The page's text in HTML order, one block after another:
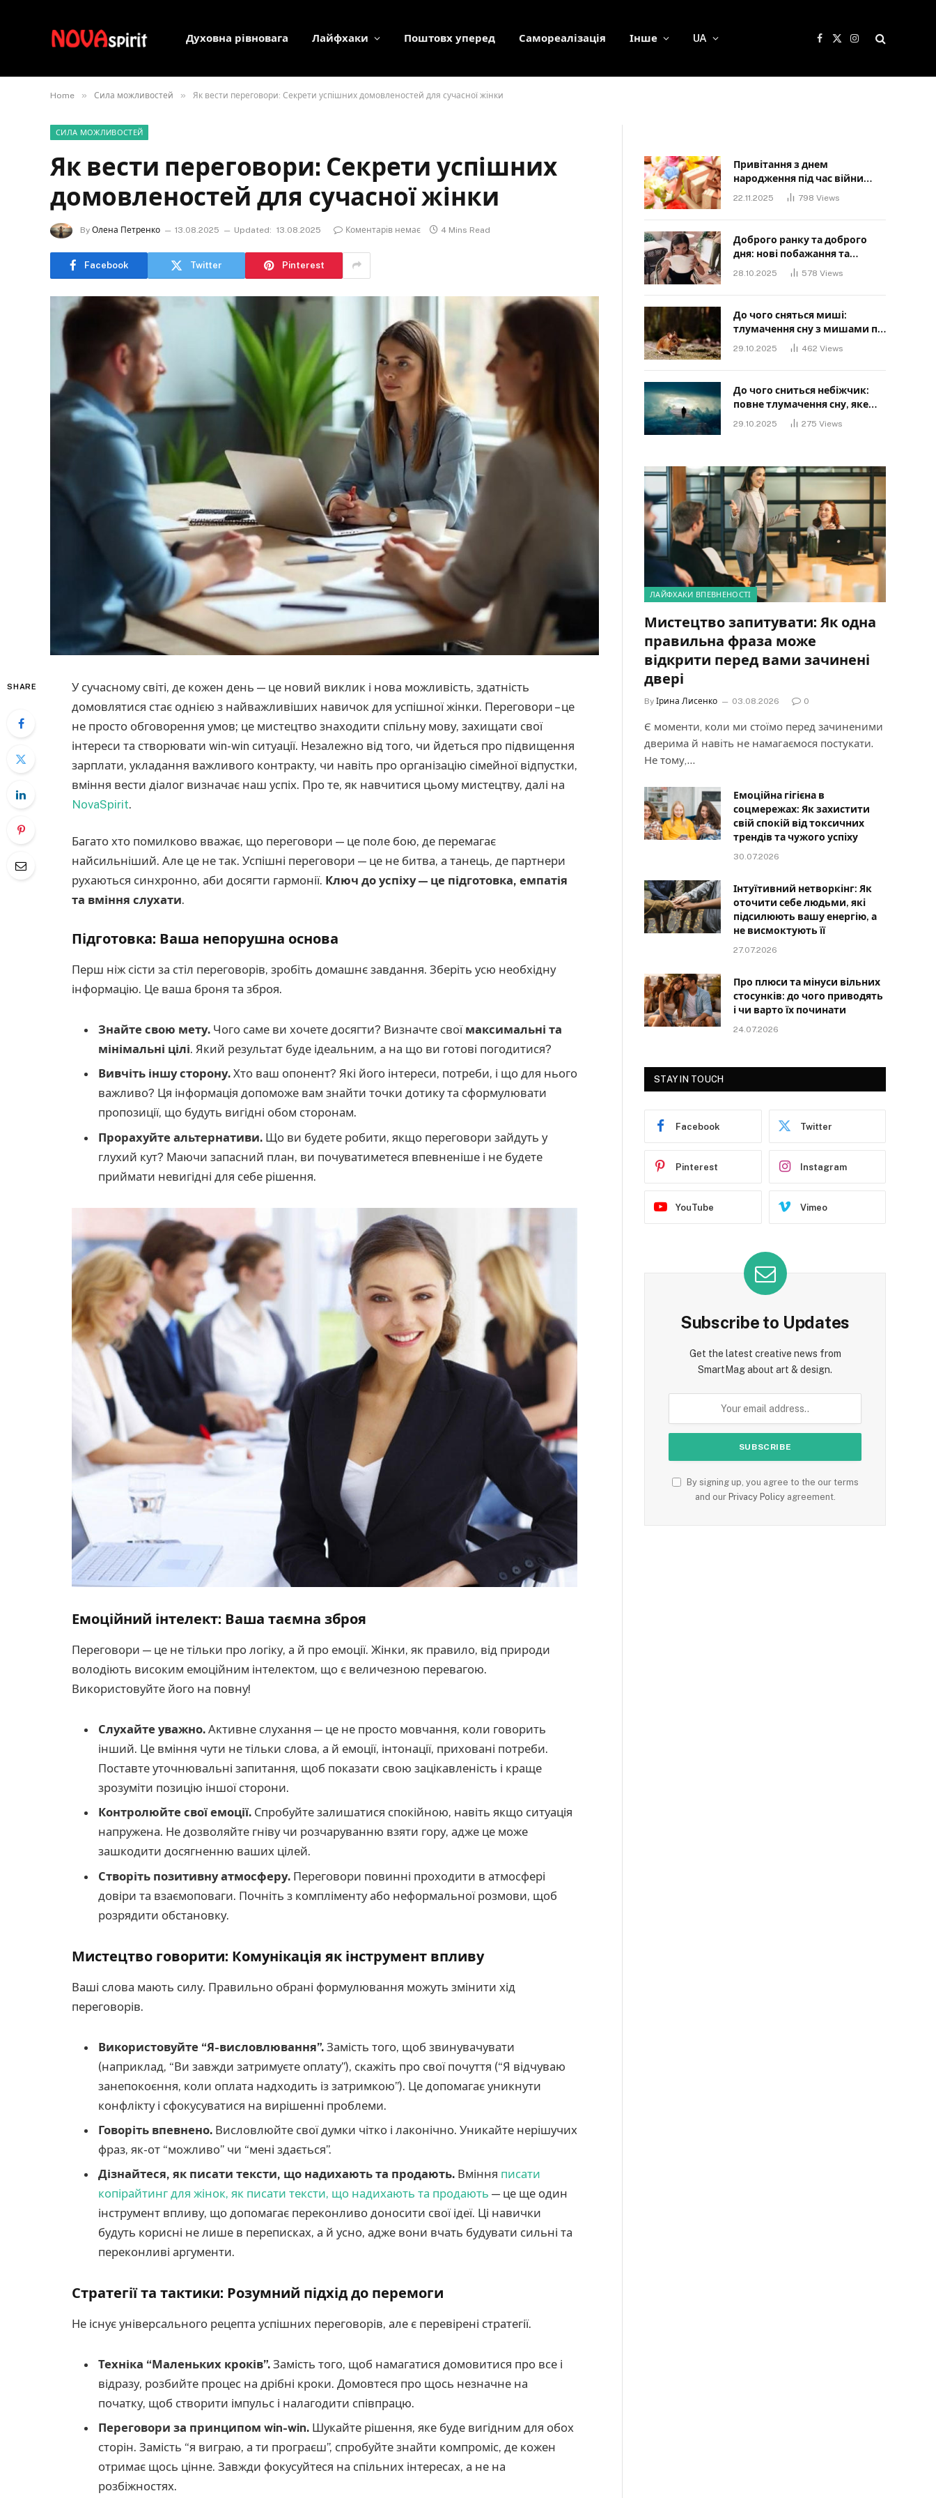
Духовна рівновага Лайфхаки Поштовх уперед Самореалізація Інше UA
Facebook
X
Instagram
Home » Сила можливостей » Як вести переговори: Секрети успішних домовленостей для сучасної жінки
СИЛА МОЖЛИВОСТЕЙ
Як вести переговори: Секрети успішних
домовленостей для сучасної жінки
By Олена Петренко 13.08.2025 Updated: 13.08.2025 Коментарів немає 4 Mins Read
Facebook Twitter Pinterest
SHARE
У сучасному світі, де кожен день — це новий виклик і нова можливість, здатність
домовлятися стає однією з найважливіших навичок для успішної жінки. Переговори – це
не просто обговорення умов; це мистецтво знаходити спільну мову, захищати свої
інтереси та створювати win-win ситуації. Незалежно від того, чи йдеться про підвищення
зарплати, укладання важливого контракту, чи навіть про організацію сімейної відпустки,
вміння вести діалог визначає наш успіх. Про те, як навчитися цьому мистецтву, далі на
NovaSpirit.
Багато хто помилково вважає, що переговори — це поле бою, де перемагає
найсильніший. Але це не так. Успішні переговори — це не битва, а танець, де партнери
рухаються синхронно, аби досягти гармонії. Ключ до успіху — це підготовка, емпатія
та вміння слухати.
Підготовка: Ваша непорушна основа
Перш ніж сісти за стіл переговорів, зробіть домашнє завдання. Зберіть усю необхідну
інформацію. Це ваша броня та зброя.
Знайте свою мету. Чого саме ви хочете досягти? Визначте свої максимальні та
мінімальні цілі. Який результат буде ідеальним, а на що ви готові погодитися?
Вивчіть іншу сторону. Хто ваш опонент? Які його інтереси, потреби, і що для нього
важливо? Ця інформація допоможе вам знайти точки дотику та сформулювати
пропозиції, що будуть вигідні обом сторонам.
Прорахуйте альтернативи. Що ви будете робити, якщо переговори зайдуть у
глухий кут? Маючи запасний план, ви почуватиметеся впевненіше і не будете
приймати невигідні для себе рішення.
Емоційний інтелект: Ваша таємна зброя
Переговори — це не тільки про логіку, а й про емоції. Жінки, як правило, від природи
володіють високим емоційним інтелектом, що є величезною перевагою.
Використовуйте його на повну!
Слухайте уважно. Активне слухання — це не просто мовчання, коли говорить
інший. Це вміння чути не тільки слова, а й емоції, інтонації, приховані потреби.
Поставте уточнювальні запитання, щоб показати свою зацікавленість і краще
зрозуміти позицію іншої сторони.
Контролюйте свої емоції. Спробуйте залишатися спокійною, навіть якщо ситуація
напружена. Не дозволяйте гніву чи розчаруванню взяти гору, адже це може
зашкодити досягненню ваших цілей.
Створіть позитивну атмосферу. Переговори повинні проходити в атмосфері
довіри та взаємоповаги. Почніть з компліменту або неформальної розмови, щоб
розрядити обстановку.
Мистецтво говорити: Комунікація як інструмент впливу
Ваші слова мають силу. Правильно обрані формулювання можуть змінити хід
переговорів.
Використовуйте “Я-висловлювання”. Замість того, щоб звинувачувати
(наприклад, “Ви завжди затримуєте оплату”), скажіть про свої почуття (“Я відчуваю
занепокоєння, коли оплата надходить із затримкою”). Це допомагає уникнути
конфлікту і сфокусуватися на вирішенні проблеми.
Говоріть впевнено. Висловлюйте свої думки чітко і лаконічно. Уникайте нерішучих
фраз, як-от “можливо” чи “мені здається”.
Дізнайтеся, як писати тексти, що надихають та продають. Вміння писати
копірайтинг для жінок, як писати тексти, що надихають та продають — це ще один
інструмент впливу, що допомагає переконливо доносити свої ідеї. Ці навички
будуть корисні не лише в переписках, а й усно, адже вони вчать будувати сильні та
переконливі аргументи.
Стратегії та тактики: Розумний підхід до перемоги
Не існує універсального рецепта успішних переговорів, але є перевірені стратегії.
Техніка “Маленьких кроків”. Замість того, щоб намагатися домовитися про все і
відразу, розбийте процес на дрібні кроки. Домовтеся про щось незначне на
початку, щоб створити імпульс і налагодити співпрацю.
Переговори за принципом win-win. Шукайте рішення, яке буде вигідним для обох
сторін. Замість “я виграю, а ти програєш”, спробуйте знайти компроміс, де кожен
отримає щось цінне. Завжди фокусуйтеся на спільних інтересах, а не на
розбіжностях.
Привітання з днем
народження під час війни
своїми словами: Слова, що
22.11.2025 798 Views
Доброго ранку та доброго
дня: нові побажання та
картинки для близьких
28.10.2025 578 Views
До чого сняться миші:
тлумачення сну з мишами по
29.10.2025 462 Views
До чого сниться небіжчик:
повне тлумачення сну, яке
має знати кожен
29.10.2025 275 Views
ЛАЙФХАКИ ВПЕВНЕНОСТІ
Мистецтво запитувати: Як одна
правильна фраза може
відкрити перед вами зачинені
двері
By Ірина Лисенко 03.08.2026 0
Є моменти, коли ми стоїмо перед зачиненими
дверима й навіть не намагаємося постукати.
Не тому,…
Емоційна гігієна в
соцмережах: Як захистити
свій спокій від токсичних
трендів та чужого успіху
30.07.2026
Інтуїтивний нетворкінг: Як
оточити себе людьми, які
підсилюють вашу енергію, а
не висмоктують її
27.07.2026
Про плюси та мінуси вільних
стосунків: до чого приводять
і чи варто їх починати
24.07.2026
STAY IN TOUCH
Facebook Twitter
Pinterest Instagram
YouTube Vimeo
Subscribe to Updates
Get the latest creative news from
SmartMag about art & design.
By signing up, you agree to the our terms
and our Privacy Policyagreement.